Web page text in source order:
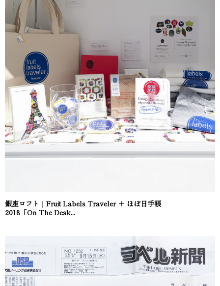
銀座ロフト｜Fruit Labels Traveler ＋ ほぼ日手帳
2018「On The Desk...